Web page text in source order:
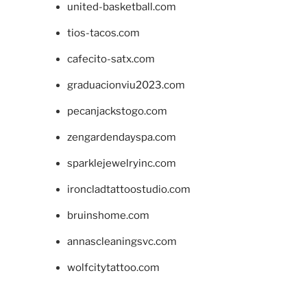
united-basketball.com
tios-tacos.com
cafecito-satx.com
graduacionviu2023.com
pecanjackstogo.com
zengardendayspa.com
sparklejewelryinc.com
ironcladtattoostudio.com
bruinshome.com
annascleaningsvc.com
wolfcitytattoo.com